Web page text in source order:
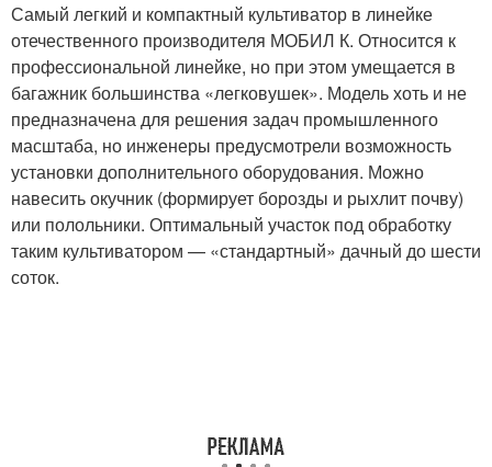
Самый легкий и компактный культиватор в линейке
отечественного производителя МОБИЛ К. Относится к
профессиональной линейке, но при этом умещается в
багажник большинства «легковушек». Модель хоть и не
предназначена для решения задач промышленного
масштаба, но инженеры предусмотрели возможность
установки дополнительного оборудования. Можно
навесить окучник (формирует борозды и рыхлит почву)
или полольники. Оптимальный участок под обработку
таким культиватором — «стандартный» дачный до шести
соток.